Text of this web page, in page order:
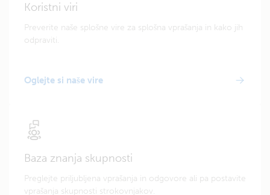
Koristni viri
Preverite naše splošne vire za splošna vprašanja in kako jih
odpraviti.
Oglejte si naše vire
Baza znanja skupnosti
Preglejte priljubljena vprašanja in odgovore ali pa postavite
vprašanja skupnosti strokovnjakov.